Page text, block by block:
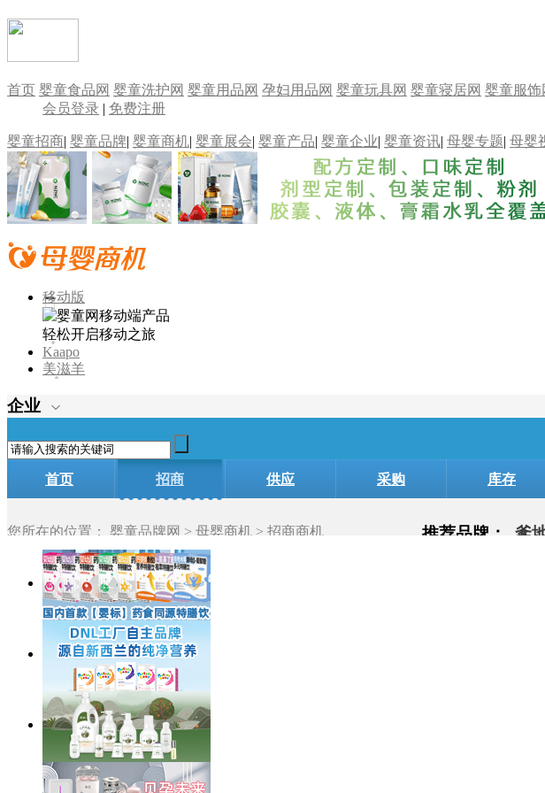
首页 婴童食品网 婴童洗护网 婴童用品网 孕妇用品网 婴童玩具网 婴童寝居网 婴童服饰
会员登录 | 免费注册
婴童招商| 婴童品牌| 婴童商机| 婴童展会| 婴童产品| 婴童企业| 婴童资讯| 母婴专题| 母婴
移动版
轻松开启移动之旅
Kaapo
美滋羊
企业
首页 招商 供应 采购 库存
您所在的位置： 婴童品牌网 > 母婴商机 > 招商商机 推荐品牌： 爹